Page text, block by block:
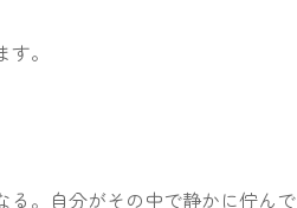
。
る。自分がその中で静かに佇んで